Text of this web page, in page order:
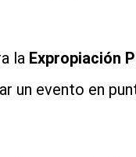
la Expropiación
un evento en